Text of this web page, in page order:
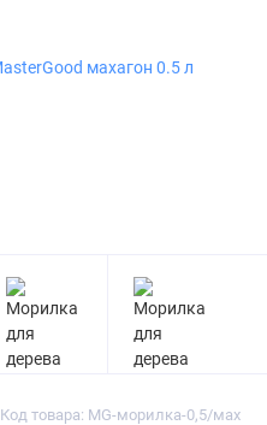
Код товара: MG-морилка-0,5/мах